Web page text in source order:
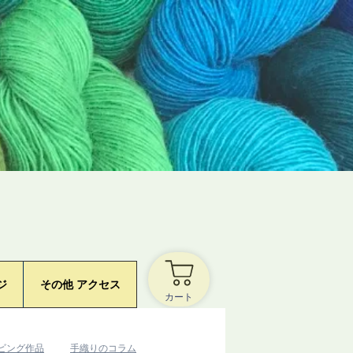
その他 アクセス
カート
​手織りのコラム
ング作品